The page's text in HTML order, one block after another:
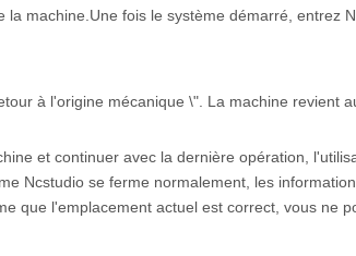
machine.Une fois le système démarré, entrez
à l'origine mécanique \". La machine revient
et continuer avec la dernière opération,
Ncstudio se ferme normalement, les
que l'emplacement actuel est correct, vous ne